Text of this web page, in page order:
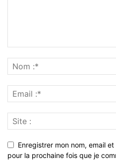
Enregistrer mon nom, email
pour la prochaine fois que je